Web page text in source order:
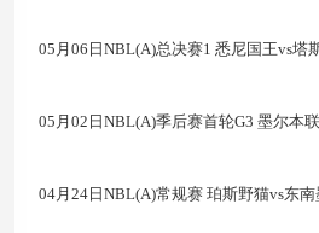
05月06日NBL(A)总决赛1 悉尼国王vs塔
04月24日NBL(A)常规赛 珀斯野猫vs东